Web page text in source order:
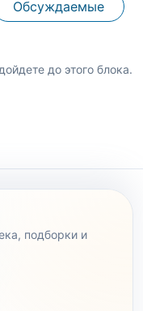
Обсуждаемые
до этого блока.
подборки и